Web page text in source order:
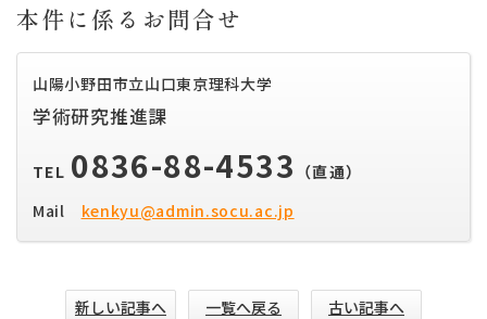
本件に係るお問合せ
山陽小野田市立山口東京理科大学
学術研究推進課
TEL 0836-88-4533 （直通）
Mail
kenkyu@admin.socu.ac.jp
新しい記事へ 一覧へ戻る 古い記事へ